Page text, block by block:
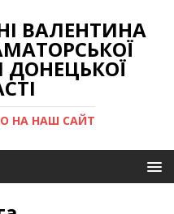
ВАЛЕНТИНА
ДОНЕЦЬКОЇ
НА НАШ САЙТ